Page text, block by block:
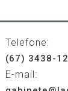
Telefone:
(67) 3438-
E-mail: